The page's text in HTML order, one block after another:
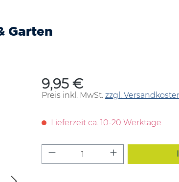
Garten
Regulärer Preis:
9,95 €
Preis inkl. MwSt. zzgl.
Lieferzeit ca. 10-20 Werktage
Produkt Anzahl: Gib